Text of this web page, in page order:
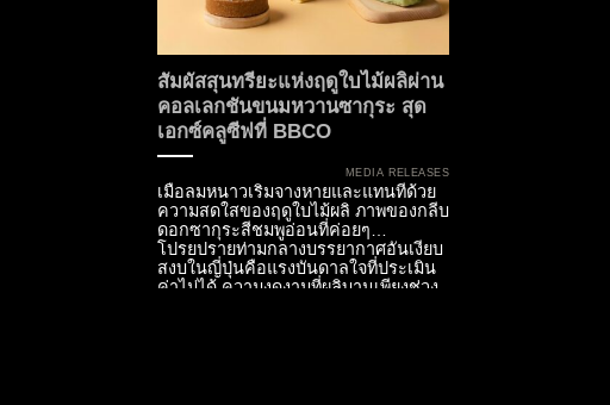
สัมผัสสุนทรียะแห่งฤดูใบไม้ผลิผ่าน
คอลเลกชันขนมหวานซากุระ สุด
เอกซ์คลูซีฟที่ BBCO
MEDIA RELEASES
เมื่อลมหนาวเริ่มจางหายและแทนที่ด้วย
ความสดใสของฤดูใบไม้ผลิ ภาพของกลีบ
ดอกซากุระสีชมพูอ่อนที่ค่อยๆ
โปรยปรายท่ามกลางบรรยากาศอันเงียบ
สงบในญี่ปุ่นคือแรงบันดาลใจที่ประเมิน
ค่าไม่ได้ ความงดงามที่ผลิบานเพียงช่วง